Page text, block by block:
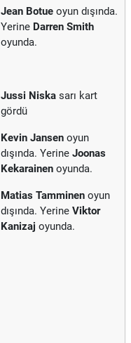
Jean Botue oyun dışında.
Yerine Darren Smith
oyunda.
Jussi Niska sarı kart
gördü
Kevin Jansen oyun
dışında. Yerine Joonas
Kekarainen oyunda.
Matias Tamminen oyun
dışında. Yerine Viktor
Kanizaj oyunda.